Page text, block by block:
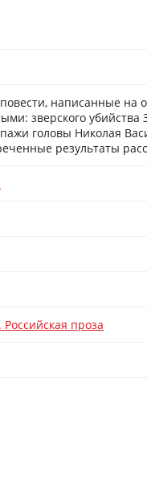
написанные на
зверского убийства
головы Николая
результаты
проза